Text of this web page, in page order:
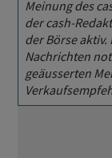
Meinung des
der cash-
der Börse
Nachrichten
geäusserten